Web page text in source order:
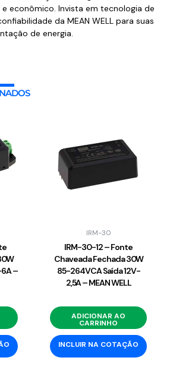
econômico. Invista em tecnologia de
da MEAN WELL para suas
de energia.
–
IRM-30
IRM-30-12 – Fonte
Chaveada Fechada 30W
85-264VCA Saída 12V-
2,5A – MEAN WELL
ADICIONAR AO
CARRINHO
INCLUIR NA COTAÇÃO